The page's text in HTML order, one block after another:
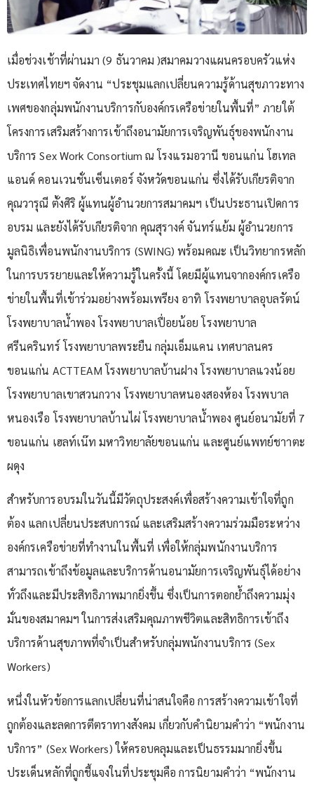
เมื่อช่วงเช้าที่ผ่านมา (9 ธันวาคม )สมาคมวางแผนครอบครัวแห่ง
ประเทศไทยฯ จัดงาน “ประชุมแลกเปลี่ยนความรู้ด้านสุขภาวะทาง
เพศของกลุ่มพนักงานบริการกับองค์กรเครือข่ายในพื้นที่” ภายใต้
โครงการเสริมสร้างการเข้าถึงอนามัยการเจริญพันธุ์ของพนักงาน
บริการ Sex Work Consortium ณ โรงแรมอวานี ขอนแก่น โฮเทล
แอนด์ คอนเวนชั่นเซ็นเตอร์ จังหวัดขอนแก่น ซึ่งได้รับเกียรติจาก
คุณวารุณี ตั้งศิริ ผู้แทนผู้อำนวยการสมาคมฯ เป็นประธานเปิดการ
อบรม และยังได้รับเกียรติจาก คุณสุรางค์ จันทร์แย้ม ผู้อำนวยการ
มูลนิธิเพื่อนพนักงานบริการ (SWING) พร้อมคณะ เป็นวิทยากรหลัก
ในการบรรยายและให้ความรู้ในครั้งนี้ โดยมีผู้แทนจากองค์กรเครือ
ข่ายในพื้นที่เข้าร่วมอย่างพร้อมเพรียง อาทิ โรงพยาบาลอุบลรัตน์
โรงพยาบาลน้ำพอง โรงพยาบาลเปื่อยน้อย โรงพยาบาล
ศรีนครินทร์ โรงพยาบาลพระยืน กลุ่มเอ็มแคน เทศบาลนคร
ขอนแก่น ACTTEAM โรงพยาบาลบ้านฝาง โรงพยาบาลแวงน้อย
โรงพยาบาลเขาสวนกวาง โรงพยาบาลหนองสองห้อง โรงพบาล
หนองเรือ โรงพยาบาลบ้านไผ่ โรงพยาบาลน้ำพอง ศูนย์อนามัยที่ 7
ขอนแก่น เฮลท์เน๊ท มหาวิทยาลัยขอนแก่น และศูนย์แพทย์ชาาตะ
ผดุง
สำหรับการอบรมในวันนี้มีวัตถุประสงค์เพื่อสร้างความเข้าใจที่ถูก
ต้อง แลกเปลี่ยนประสบการณ์ และเสริมสร้างความร่วมมือระหว่าง
องค์กรเครือข่ายที่ทำงานในพื้นที่ เพื่อให้กลุ่มพนักงานบริการ
สามารถเข้าถึงข้อมูลและบริการด้านอนามัยการเจริญพันธุ์ได้อย่าง
ทั่วถึงและมีประสิทธิภาพมากยิ่งขึ้น ซึ่งเป็นการตอกย้ำถึงความมุ่ง
มั่นของสมาคมฯ ในการส่งเสริมคุณภาพชีวิตและสิทธิการเข้าถึง
บริการด้านสุขภาพที่จำเป็นสำหรับกลุ่มพนักงานบริการ (Sex
Workers)
หนึ่งในหัวข้อการแลกเปลี่ยนที่น่าสนใจคือ การสร้างความเข้าใจที่
ถูกต้องและลดการตีตราทางสังคม เกี่ยวกับคำนิยามคำว่า “พนักงาน
บริการ” (Sex Workers) ให้ครอบคลุมและเป็นธรรมมากยิ่งขึ้น
ประเด็นหลักที่ถูกชี้แจงในที่ประชุมคือ การนิยามคำว่า “พนักงาน